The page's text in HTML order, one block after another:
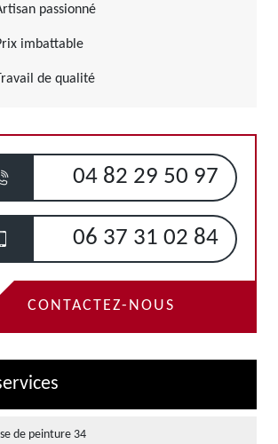
passionné
imbattable
de qualité
04 82 29 50 97
06 37 31 02 84
CONTACTEZ-NOUS
de peinture 34